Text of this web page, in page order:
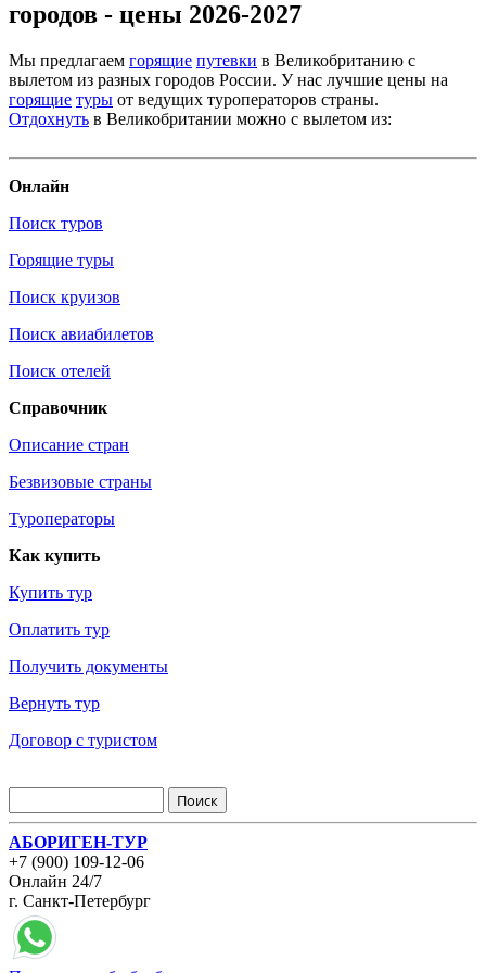
городов - цены 2026-2027
Мы предлагаем горящие путевки в Великобританию с
вылетом из разных городов России. У нас лучшие цены на
горящие туры от ведущих туроператоров страны.
Отдохнуть в Великобритании можно с вылетом из:
Онлайн
Поиск туров
Горящие туры
Поиск круизов
Поиск авиабилетов
Поиск отелей
Справочник
Описание стран
Безвизовые страны
Туроператоры
Как купить
Купить тур
Оплатить тур
Получить документы
Вернуть тур
Договор с туристом
АБОРИГЕН-ТУР
+7 (900) 109-12-06
Онлайн 24/7
г. Санкт-Петербург